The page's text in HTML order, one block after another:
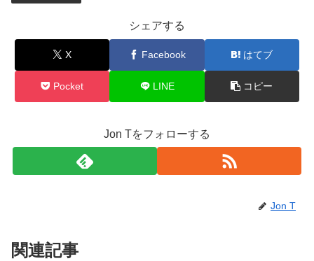
シェアする
X Facebook はてブ
Pocket LINE コピー
Jon Tをフォローする
Jon T
関連記事